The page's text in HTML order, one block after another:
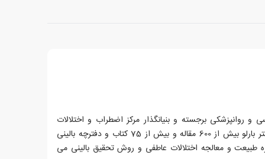
و روانپزشکی برجسته و بنیانگذار مرکز اضطراب و اختلالات
مرتبط در دانشگاه بوستون است. دکتر بارلو بیش از 600 مقاله و بیش از 75 کتاب و دفترچه بالینی
طبیعت و معالجه اختلالات عاطفی و روش تحقیق بالینی می